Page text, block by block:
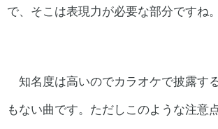
で、そこは表現力が必要な部分ですね。
知名度は高いのでカラオケで披露す
もない曲です。ただしこのような注意